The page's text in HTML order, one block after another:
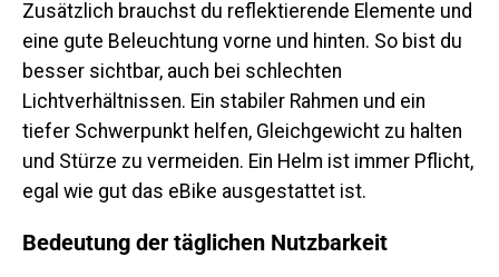
Zusätzlich brauchst du reflektierende Elemente und
eine gute Beleuchtung vorne und hinten. So bist du
besser sichtbar, auch bei schlechten
Lichtverhältnissen. Ein stabiler Rahmen und ein
tiefer Schwerpunkt helfen, Gleichgewicht zu halten
und Stürze zu vermeiden. Ein Helm ist immer Pflicht,
egal wie gut das eBike ausgestattet ist.
Bedeutung der täglichen Nutzbarkeit